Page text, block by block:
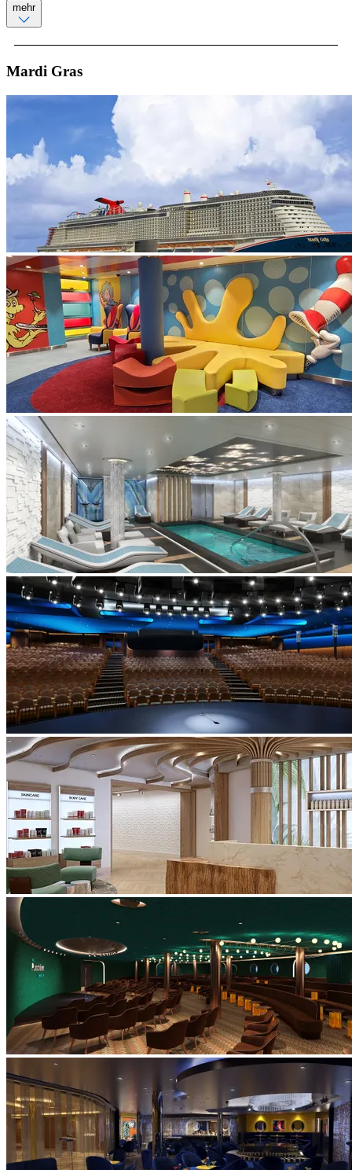
mehr
Mardi Gras